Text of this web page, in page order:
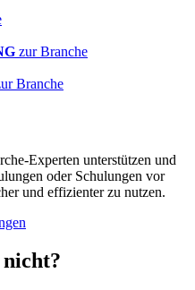
zur Branche
Branche
Experten unterstützen und
oder Schulungen vor
und effizienter zu nutzen.